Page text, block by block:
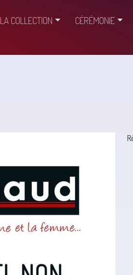
LA COLLECTION CÉRÉMONIE